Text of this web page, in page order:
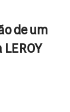
de um